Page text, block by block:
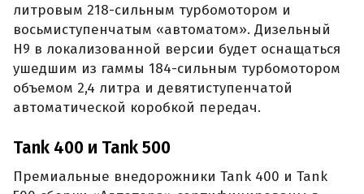
литровым 218-сильным турбомотором и
восьмиступенчатым «автоматом». Дизельный
H9 в локализованной версии будет оснащаться
ушедшим из гаммы 184-сильным турбомотором
объемом 2,4 литра и девятиступенчатой
автоматической коробкой передач.
Tank 400 и Tank 500
Премиальные внедорожники Tank 400 и Tank